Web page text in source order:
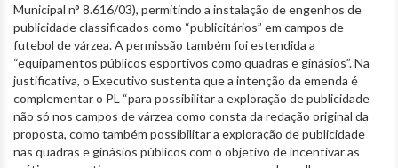
Municipal n° 8.616/03), permitindo a instalação de engenhos de
publicidade classificados como “publicitários” em campos de
futebol de várzea. A permissão também foi estendida a
“equipamentos públicos esportivos como quadras e ginásios”. Na
justificativa, o Executivo sustenta que a intenção da emenda é
complementar o PL “para possibilitar a exploração de publicidade
não só nos campos de várzea como consta da redação original da
proposta, como também possibilitar a exploração de publicidade
nas quadras e ginásios públicos com o objetivo de incentivar as